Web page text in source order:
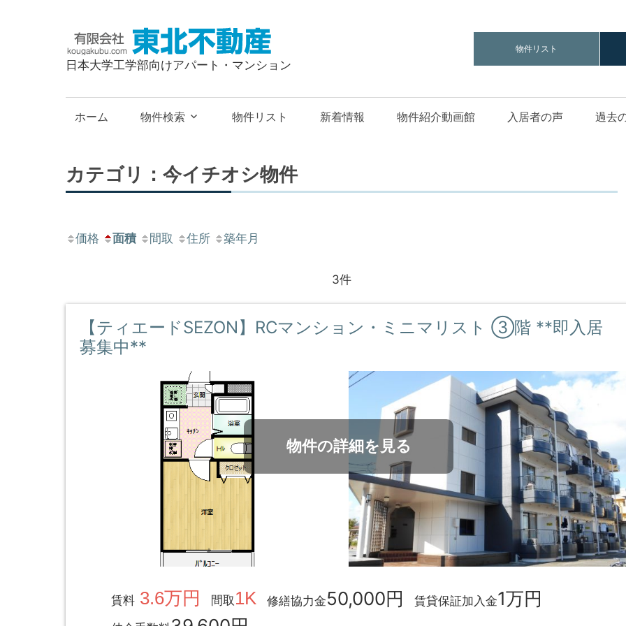
限
社
東
動
産
日本大学工学部向けアパート・マンション
物件リスト
ホーム 物件検索 物件リスト 新着情報 物件紹介動画館 入居者の声 過去
カテゴリ：今イチオシ物件
価格 面積 間取 住所 築年月
3件
【ティエードSEZON】RCマンション・ミニマリスト ③階 **即入居
募集中**
物件の詳細を見る
賃料3.6万円 間取 1K 修繕協力金50,000円 賃貸保証加入金1万円